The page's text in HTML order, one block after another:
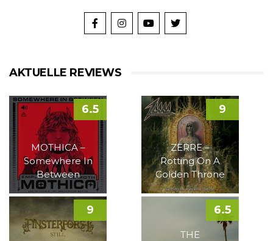
AKTUELLE REVIEWS
MOTHICA –
Somewhere In
Between
6.5
ZERRE –
Rotting On A
Golden Throne
9
9
THE
6.5